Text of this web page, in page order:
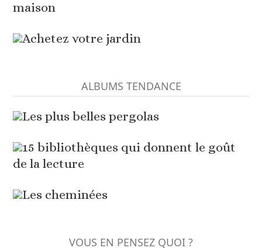
maison
Achetez votre jardin
ALBUMS TENDANCE
Les plus belles pergolas
15 bibliothèques qui donnent le goût
de la lecture
Les cheminées
VOUS EN PENSEZ QUOI ?